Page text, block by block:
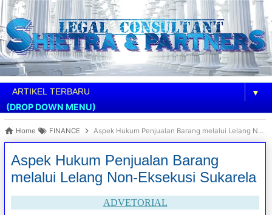
▼
(DROP DOWN MENU)
Home FINANCE Aspek Hukum Penjualan Barang melalui Lelang Non-Eksekusi Sukarela
Aspek Hukum Penjualan Barang
melalui Lelang Non-Eksekusi Sukarela
ADVETORIAL